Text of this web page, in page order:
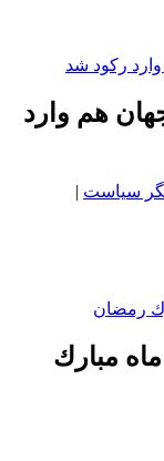
هم وارد
سیاست |
ماه مبارك